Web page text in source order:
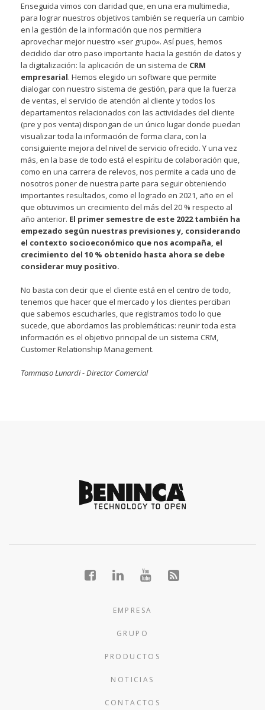
Enseguida vimos con claridad que, en una era multimedia,
para lograr nuestros objetivos también se requería un cambio
en la gestión de la información que nos permitiera
aprovechar mejor nuestro «ser grupo». Así pues, hemos
decidido dar otro paso importante hacia la gestión de datos y
la digitalización: la aplicación de un sistema de CRM
empresarial. Hemos elegido un software que permite
dialogar con nuestro sistema de gestión, para que la fuerza
de ventas, el servicio de atención al cliente y todos los
departamentos relacionados con las actividades del cliente
(pre y pos venta) dispongan de un único lugar donde puedan
visualizar toda la información de forma clara, con la
consiguiente mejora del nivel de servicio ofrecido. Y una vez
más, en la base de todo está el espíritu de colaboración que,
como en una carrera de relevos, nos permite a cada uno de
nosotros poner de nuestra parte para seguir obteniendo
importantes resultados, como el logrado en 2021, año en el
que obtuvimos un crecimiento del más del 20 % respecto al
año anterior. El primer semestre de este 2022 también ha
empezado según nuestras previsiones y, considerando
el contexto socioeconómico que nos acompaña, el
crecimiento del 10 % obtenido hasta ahora se debe
considerar muy positivo.
No basta con decir que el cliente está en el centro de todo,
tenemos que hacer que el mercado y los clientes perciban
que sabemos escucharles, que registramos todo lo que
sucede, que abordamos las problemáticas: reunir toda esta
información es el objetivo principal de un sistema CRM,
Customer Relationship Management.
Tommaso Lunardi - Director Comercial
EMPRESA
GRUPO
PRODUCTOS
NOTICIAS
CONTACTOS